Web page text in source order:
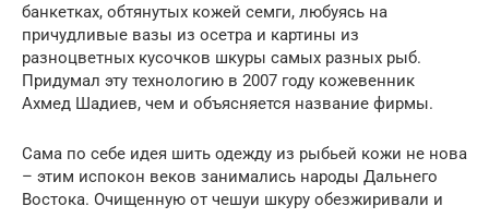
банкетках, обтянутых кожей семги, любуясь на
причудливые вазы из осетра и картины из
разноцветных кусочков шкуры самых разных рыб.
Придумал эту технологию в 2007 году кожевенник
Ахмед Шадиев, чем и объясняется название фирмы.
Сама по себе идея шить одежду из рыбьей кожи не нова
– этим испокон веков занимались народы Дальнего
Востока. Очищенную от чешуи шкуру обезжиривали и